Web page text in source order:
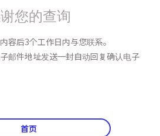
您的查询
容后3个工作日内与您联系。
邮件地址发送一封自动回复确认电子
首页